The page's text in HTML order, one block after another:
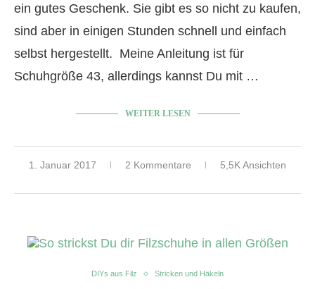
ein gutes Geschenk. Sie gibt es so nicht zu kaufen,
sind aber in einigen Stunden schnell und einfach
selbst hergestellt. Meine Anleitung ist für
Schuhgröße 43, allerdings kannst Du mit …
WEITER LESEN
1. Januar 2017 2 Kommentare 5,5K Ansichten
DIYs aus Filz Stricken und Häkeln